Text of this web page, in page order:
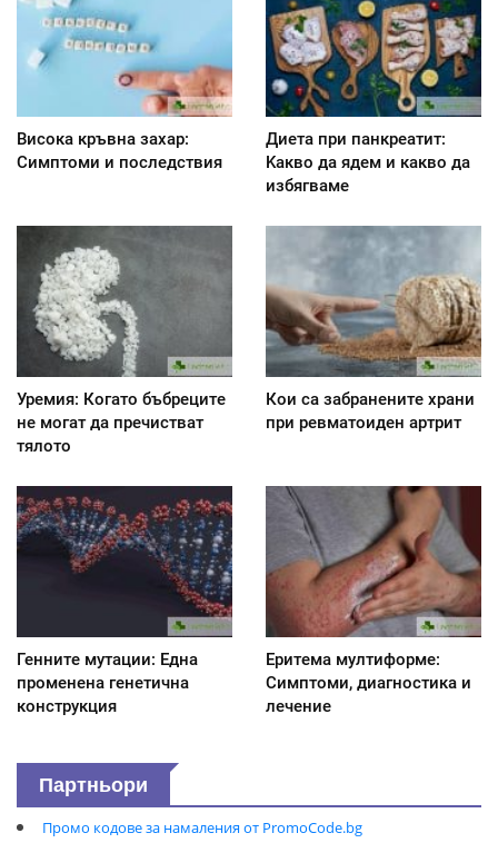
Висока кръвна захар:
Симптоми и последствия
Диета при панкреатит:
Kакво да ядем и какво да
избягваме
Уремия: Когато бъбреците
не могат да пречистват
тялото
Кои са забранените храни
при ревматоиден артрит
Генните мутации: Една
променена генетична
конструкция
Еритема мултиформе:
Симптоми, диагностика и
лечение
Партньори
Промо кодове за намаления от PromoCode.bg